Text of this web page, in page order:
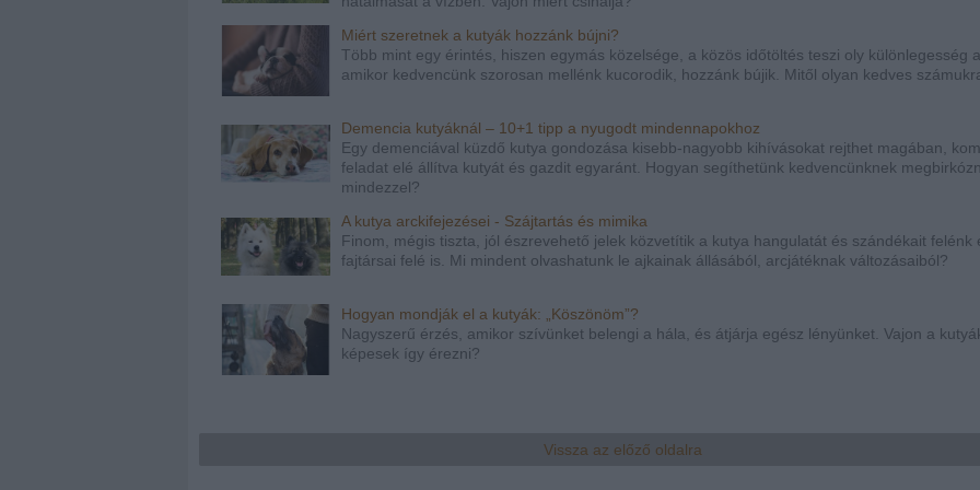
Miért szeretnek a kutyák hozzánk bújni?
Több mint egy érintés, hiszen egymás közelsége, a közös időtöltés teszi oly különlegesség
amikor kedvencünk szorosan mellénk kucorodik, hozzánk bújik. Mitől olyan kedves
Demencia kutyáknál – 10+1 tipp a nyugodt mindennapokhoz
Egy demenciával küzdő kutya gondozása kisebb-nagyobb kihívásokat rejthet magában,
feladat elé állítva kutyát és gazdit egyaránt. Hogyan segíthetünk kedvencünknek
mindezzel?
A kutya arckifejezései - Szájtartás és mimika
Finom, mégis tiszta, jól észrevehető jelek közvetítik a kutya hangulatát és szándékait felénk
fajtársai felé is. Mi mindent olvashatunk le ajkainak állásából, arcjátéknak változásaiból?
Hogyan mondják el a kutyák: „Köszönöm”?
Nagyszerű érzés, amikor szívünket belengi a hála, és átjárja egész lényünket. Vajon a
képesek így érezni?
Vissza az előző oldalra